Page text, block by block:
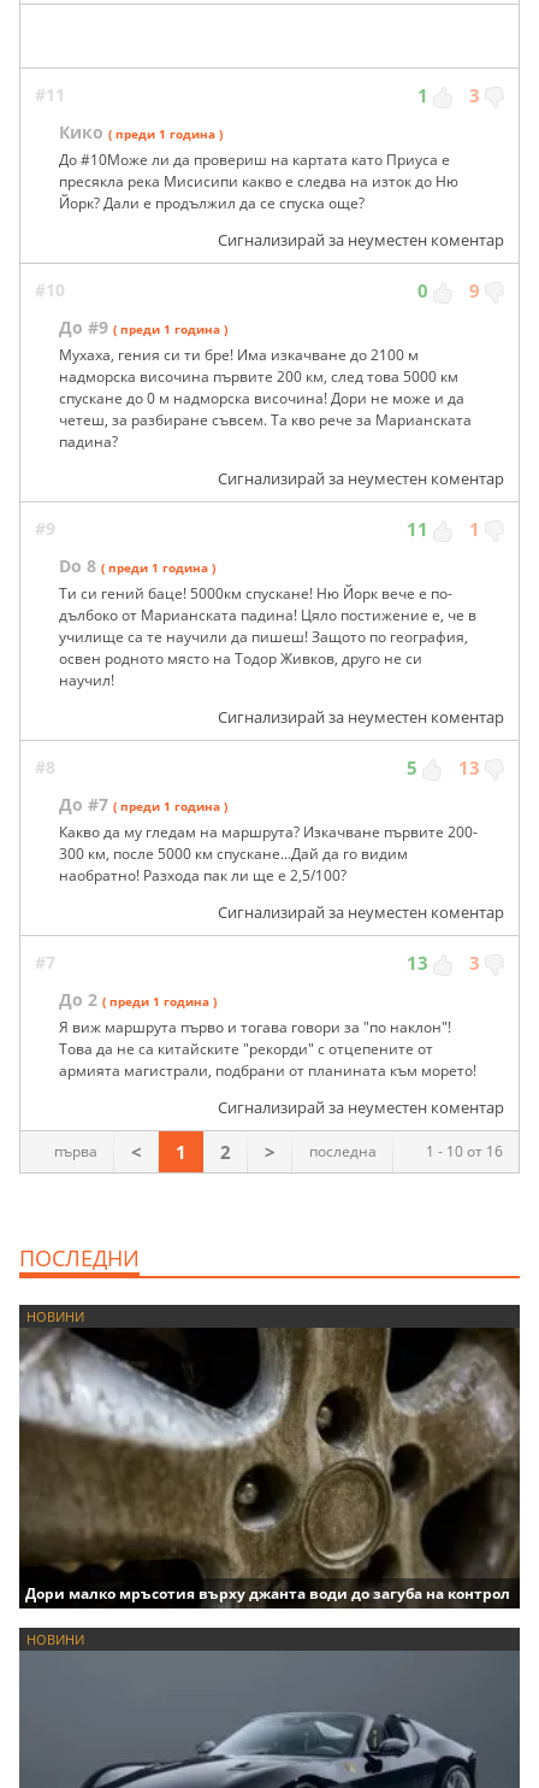
#11 1 3
Кико ( преди 1 година )
До #10Може ли да провериш на картата като Приуса е
пресякла река Мисисипи какво е следва на изток до Ню
Йорк? Дали е продължил да се спуска още?
Сигнализирай за неуместен коментар
#10 0 9
До #9 ( преди 1 година )
Мухаха, гения си ти бре! Има изкачване до 2100 м
надморска височина първите 200 км, след това 5000 км
спускане до 0 м надморска височина! Дори не може и да
четеш, за разбиране съвсем. Та кво рече за Марианската
падина?
Сигнализирай за неуместен коментар
#9 11 1
Do 8 ( преди 1 година )
Ти си гений баце! 5000км спускане! Ню Йорк вече е по-
дълбоко от Марианската падина! Цяло постижение е, че в
училище са те научили да пишеш! Защото по география,
освен родното място на Тодор Живков, друго не си
научил!
Сигнализирай за неуместен коментар
#8 5 13
До #7 ( преди 1 година )
Какво да му гледам на маршрута? Изкачване първите 200-
300 км, после 5000 км спускане...Дай да го видим
наобратно! Разхода пак ли ще е 2,5/100?
Сигнализирай за неуместен коментар
#7 13 3
До 2 ( преди 1 година )
Я виж маршрута първо и тогава говори за "по наклон"!
Това да не са китайските "рекорди" с отцепените от
армията магистрали, подбрани от планината към морето!
Сигнализирай за неуместен коментар
1 - 10 от 16
първа < 1 2 > последна
ПОСЛЕДНИ
НОВИНИ
Дори малко мръсотия върху джанта води до загуба на контрол
НОВИНИ